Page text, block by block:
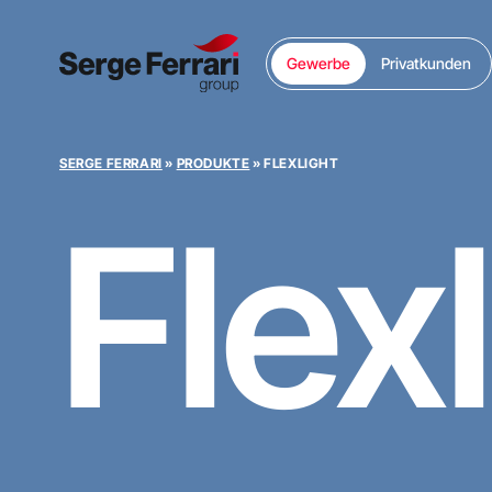
Gewerbe Privatkunden
SERGE FERRARI » PRODUKTE »FLEXLIGHT